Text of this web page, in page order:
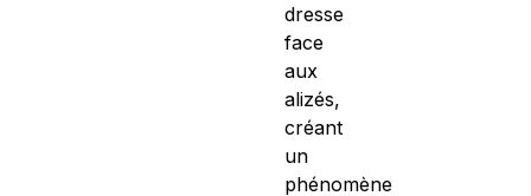
dresse
face
aux
alizés,
créant
un
phénomène